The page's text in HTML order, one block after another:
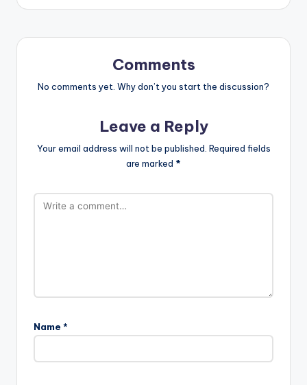
Comments
No comments yet. Why don’t you start the discussion?
Leave a Reply
Your email address will not be published. Required fields
are marked *
Name *